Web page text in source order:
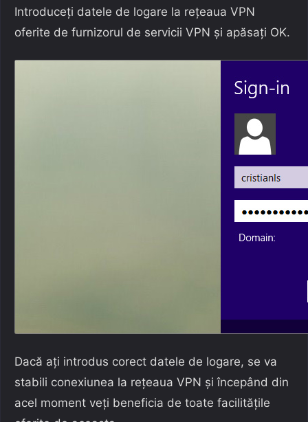
Introduceți datele de logare la rețeaua VPN
oferite de furnizorul de servicii VPN și apăsați OK.
Dacă ați introdus corect datele de logare, se va
stabili conexiunea la rețeaua VPN și începând din
acel moment veți beneficia de toate facilitățile